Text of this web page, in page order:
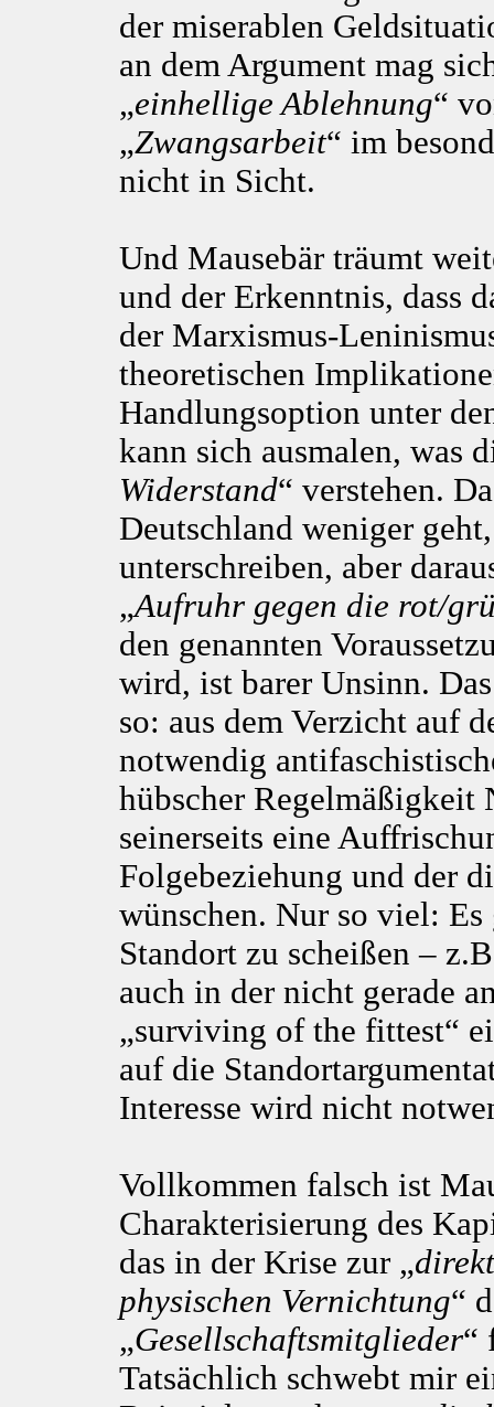
der miserablen
an dem Argument mag
„einhellige Ablehnung“
„Zwangsarbeit“ im
nicht in Sicht.
Und Mausebär träumt
und der Erkenntnis, dass
der Marxismus-
theoretischen
Handlungsoption unter
kann sich ausmalen, was
Widerstand“ verstehen.
Deutschland weniger
unterschreiben, aber
„Aufruhr gegen die rot/
den genannten
wird, ist barer Unsinn.
so: aus dem Verzicht auf
notwendig
hübscher
seinerseits eine
Folgebeziehung und der
wünschen. Nur so viel:
Standort zu scheißen –
auch in der nicht gerade
„surviving of the fittest“
auf die
Interesse wird nicht
Vollkommen falsch ist
Charakterisierung des
das in der Krise zur „
physischen Vernichtung“
„Gesellschaftsmitglieder“
Tatsächlich schwebt mir